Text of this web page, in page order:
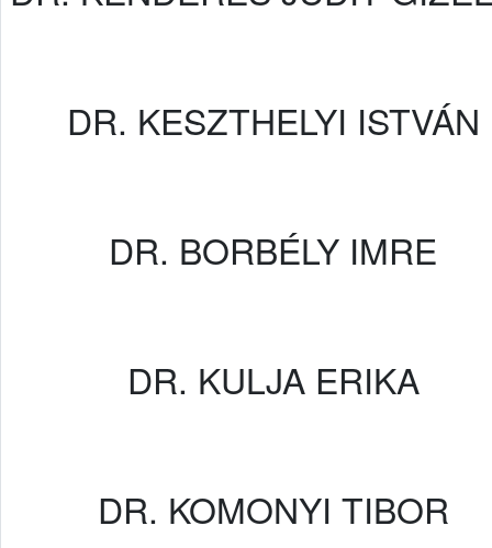
DR. KESZTHELYI ISTVÁN
DR. BORBÉLY IMRE
DR. KULJA ERIKA
DR. KOMONYI TIBOR